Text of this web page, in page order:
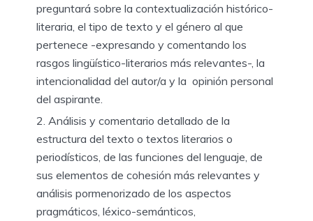
preguntará sobre la contextualización histórico-
literaria, el tipo de texto y el género al que
pertenece -expresando y comentando los
rasgos lingüístico-literarios más relevantes-, la
intencionalidad del autor/a y la opinión personal
del aspirante.
Análisis y comentario detallado de la
estructura del texto o textos literarios o
periodísticos, de las funciones del lenguaje, de
sus elementos de cohesión más relevantes y
análisis pormenorizado de los aspectos
pragmáticos, léxico-semánticos,